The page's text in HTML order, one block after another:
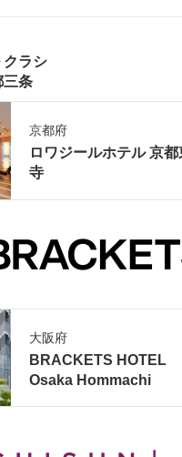
クラシ
三条
京都府
ロワジールホテル 京都
寺
大阪府
BRACKETS HOTEL
Osaka Hommachi